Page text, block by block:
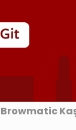
Kalemi
eğimli
kullanım